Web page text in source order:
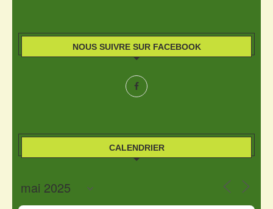
NOUS SUIVRE SUR FACEBOOK
CALENDRIER